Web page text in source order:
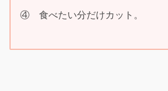
④ 食べたい分だけカット。